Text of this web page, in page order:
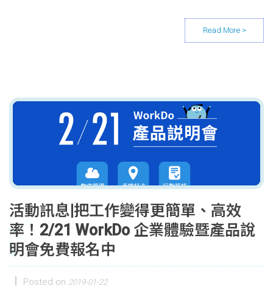
活動訊息|把工作變得更簡單、高效
率！2/21 WorkDo 企業體驗暨產品說
明會免費報名中
Posted on 2019-01-22